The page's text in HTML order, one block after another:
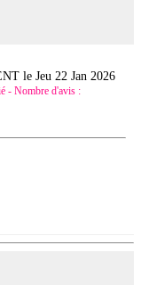
leJeu 22 Jan 2026
- Nombre d'avis :